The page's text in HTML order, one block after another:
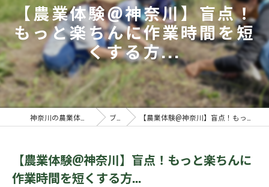
【農業体験@神奈川】盲点！
もっと楽ちんに作業時間を短
くする方...
ブログ 【農業体験@神奈川】盲点！もっと楽ちんに作業時間を短くする方...
【農業体験@神奈川】盲点！もっと楽ちんに
作業時間を短くする方...